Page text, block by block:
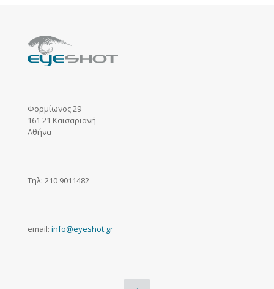
Φορμίωνος 29
161 21 Καισαριανή
Αθήνα
Τηλ: 210 9011482
email: info@eyeshot.gr